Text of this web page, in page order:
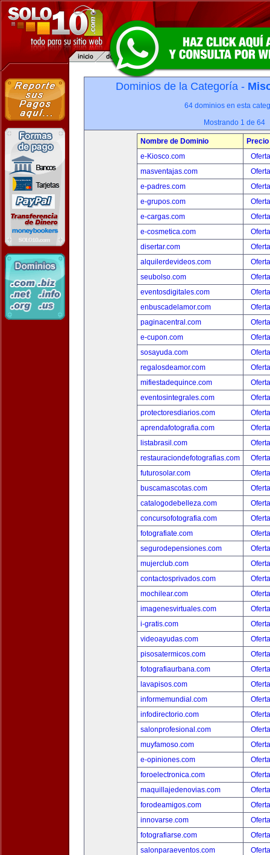
Dominios de la Categoría -
64 dominios en esta
Mostrando 1 de 64
Nombre de Dominio
Precio
e-Kiosco.com
masventajas.com
e-padres.com
e-grupos.com
e-cargas.com
e-cosmetica.com
disertar.com
alquilerdevideos.com
seubolso.com
eventosdigitales.com
enbuscadelamor.com
paginacentral.com
e-cupon.com
sosayuda.com
regalosdeamor.com
mifiestadequince.com
eventosintegrales.com
protectoresdiarios.com
aprendafotografia.com
listabrasil.com
restauraciondefotografias.com
futurosolar.com
buscamascotas.com
catalogodebelleza.com
concursofotografia.com
fotografiate.com
segurodepensiones.com
mujerclub.com
contactosprivados.com
mochilear.com
imagenesvirtuales.com
i-gratis.com
videoayudas.com
pisosatermicos.com
fotografiaurbana.com
lavapisos.com
informemundial.com
infodirectorio.com
salonprofesional.com
muyfamoso.com
e-opiniones.com
foroelectronica.com
maquillajedenovias.com
forodeamigos.com
innovarse.com
fotografiarse.com
salonparaeventos.com